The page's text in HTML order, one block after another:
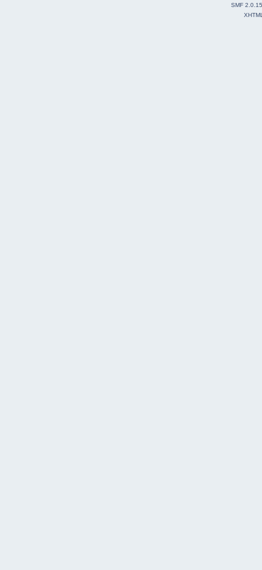
SMF 2.0.15